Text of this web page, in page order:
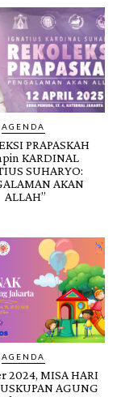
AGENDA
PRAPASKAH
KARDINAL
SUHARYO:
AKAN
ALLAH”
AGENDA
2024, MISA HARI
AGUNG